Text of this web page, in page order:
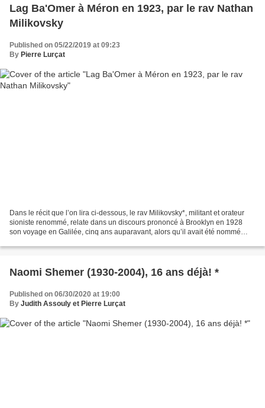
Lag Ba'Omer à Méron en 1923, par le rav Nathan
Milikovsky
Published on 05/22/2019 at 09:23
By Pierre Lurçat
Dans le récit que l’on lira ci-dessous, le rav Milikovsky*, militant et orateur
sioniste renommé, relate dans un discours prononcé à Brooklyn en 1928
son voyage en Galilée, cinq ans auparavant, alors qu’il avait été nommé
Naomi Shemer (1930-2004), 16 ans déjà! *
Published on 06/30/2020 at 19:00
By Judith Assouly et Pierre Lurçat